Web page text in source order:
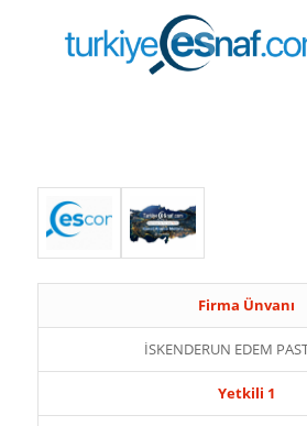
Firma Ünvanı
İSKENDERUN EDEM
Yetkili 1